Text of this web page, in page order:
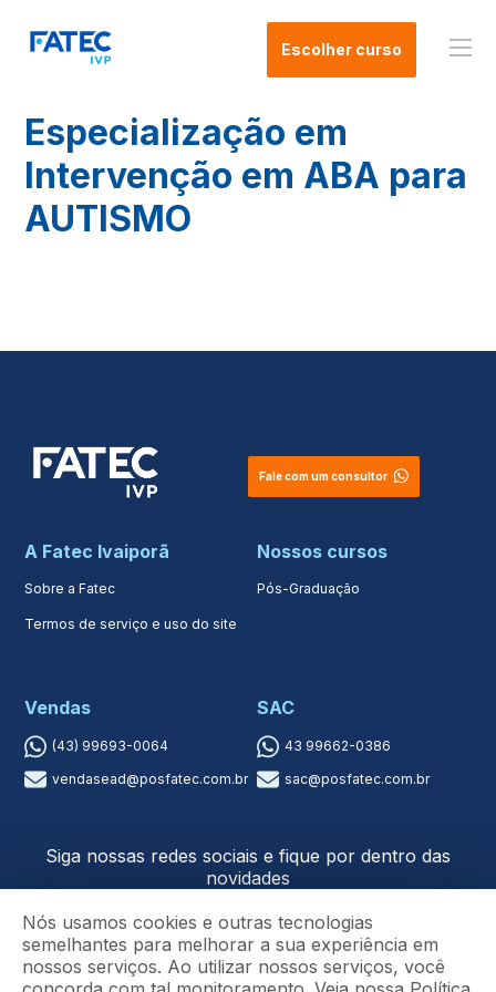
Escolher curso
Especialização em
Intervenção em ABA para
AUTISMO
Fale com um consultor
A Fatec Ivaiporã
Sobre a Fatec
Termos de serviço e uso do site
Nossos cursos
Pós-Graduação
Vendas
(43) 99693-0064
vendasead@posfatec.com.br
SAC
43 99662-0386
sac@posfatec.com.br
Siga nossas redes sociais e fique por dentro das
novidades
Nós usamos cookies e outras tecnologias
semelhantes para melhorar a sua experiência em
nossos serviços. Ao utilizar nossos serviços, você